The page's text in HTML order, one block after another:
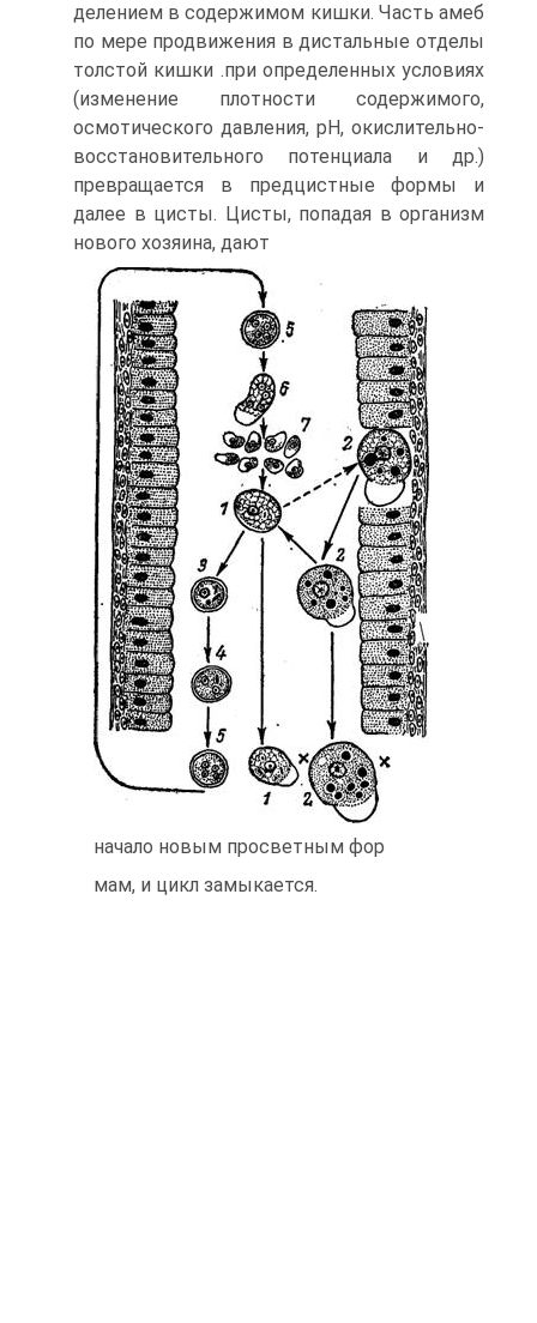
делением в содержимом кишки. Часть амеб
по мере продвижения в дистальные отделы
толстой кишки .при определенных условиях
(изменение плотности содержимого,
осмотического давления, pH, окислительно-
восстановительного потенциала и др.)
превращается в предцистные формы и
далее в цисты. Цисты, попадая в организм
нового хозяина, дают
начало новым просветным фор
мам, и цикл замыкается.